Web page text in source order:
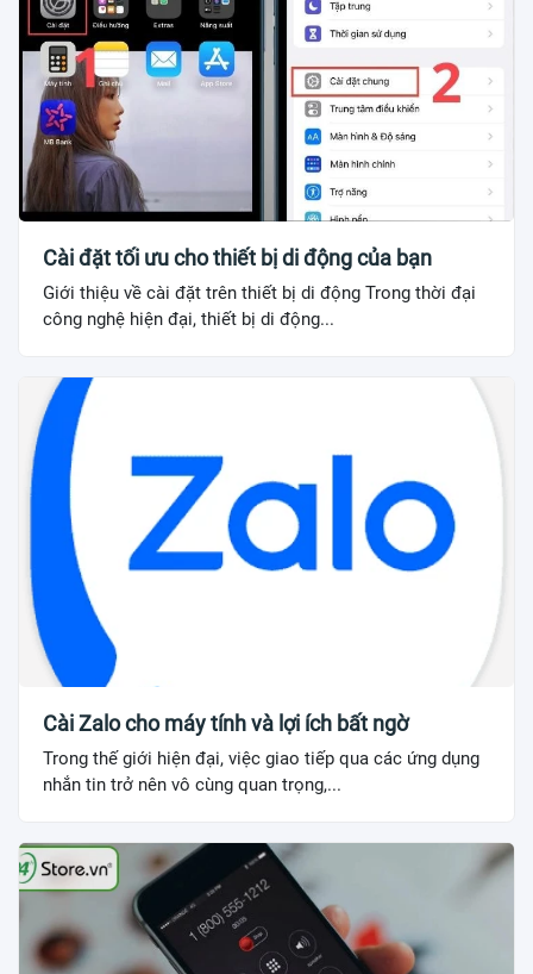
Cài đặt tối ưu cho thiết bị di động của bạn
Giới thiệu về cài đặt trên thiết bị di động Trong thời đại
công nghệ hiện đại, thiết bị di động...
Cài Zalo cho máy tính và lợi ích bất ngờ
Trong thế giới hiện đại, việc giao tiếp qua các ứng dụng
nhắn tin trở nên vô cùng quan trọng,...